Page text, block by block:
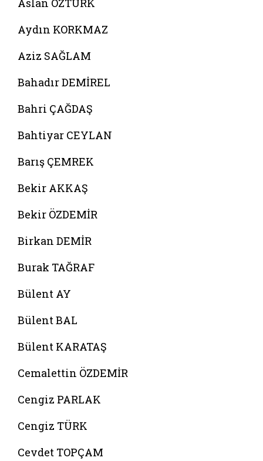
Aslan ÖZTÜRK
Aydın KORKMAZ
Aziz SAĞLAM
Bahadır DEMİREL
Bahri ÇAĞDAŞ
Bahtiyar CEYLAN
Barış ÇEMREK
Bekir AKKAŞ
Bekir ÖZDEMİR
Birkan DEMİR
Burak TAĞRAF
Bülent AY
Bülent BAL
Bülent KARATAŞ
Cemalettin ÖZDEMİR
Cengiz PARLAK
Cengiz TÜRK
Cevdet TOPÇAM